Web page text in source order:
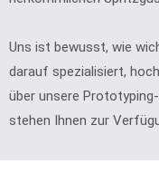
Uns ist bewusst, wie
darauf spezialisiert,
über unsere
stehen Ihnen zur